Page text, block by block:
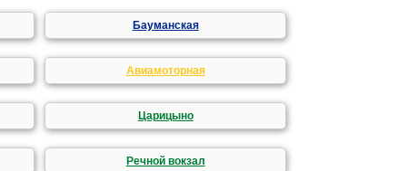
Бауманская
Авиамоторная
Царицыно
Речной вокзал